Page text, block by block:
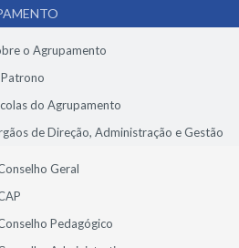
o Agrupamento
do Agrupamento
de Direção, Administração e Gestão
Geral
Pedagógico